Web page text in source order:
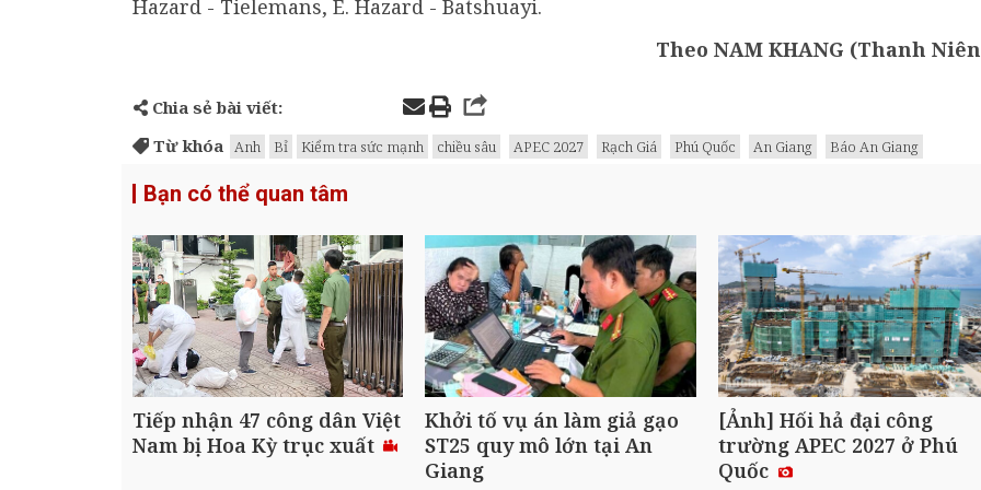
Hazard - Tielemans, E. Hazard - Batshuayi.
Theo NAM KHANG (Thanh
Chia sẻ bài viết:
Từ khóa
Anh Bỉ Kiểm tra sức mạnh chiều sâu APEC 2027 Rạch Giá Phú Quốc An Giang Báo An Giang
Bạn có thể quan tâm
Tiếp nhận 47 công dân Việt
Nam bị Hoa Kỳ trục xuất
Khởi tố vụ án làm giả gạo
ST25 quy mô lớn tại An
Giang
[Ảnh] Hối hả đại công
trường APEC 2027 ở Phú
Quốc